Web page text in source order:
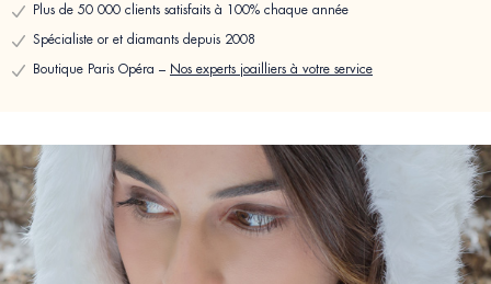
Plus de 50 000 clients satisfaits à 100% chaque année
Spécialiste or et diamants depuis 2008
Boutique Paris Opéra – Nos experts joailliers à votre service